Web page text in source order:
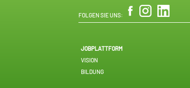
FOLGEN SIE UNS:
JOBPLATTFORM
VISION
BILDUNG